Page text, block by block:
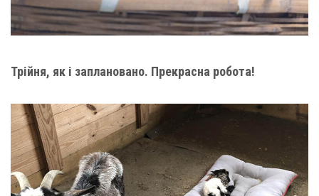
Трійня, як і заплановано. Прекрасна робота!